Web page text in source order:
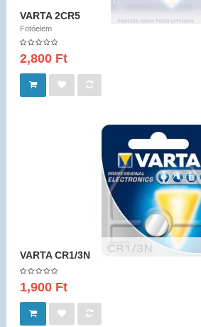
VARTA 2CR5
Fotóelem
2,800 Ft
VARTA CR1/3N
1,900 Ft